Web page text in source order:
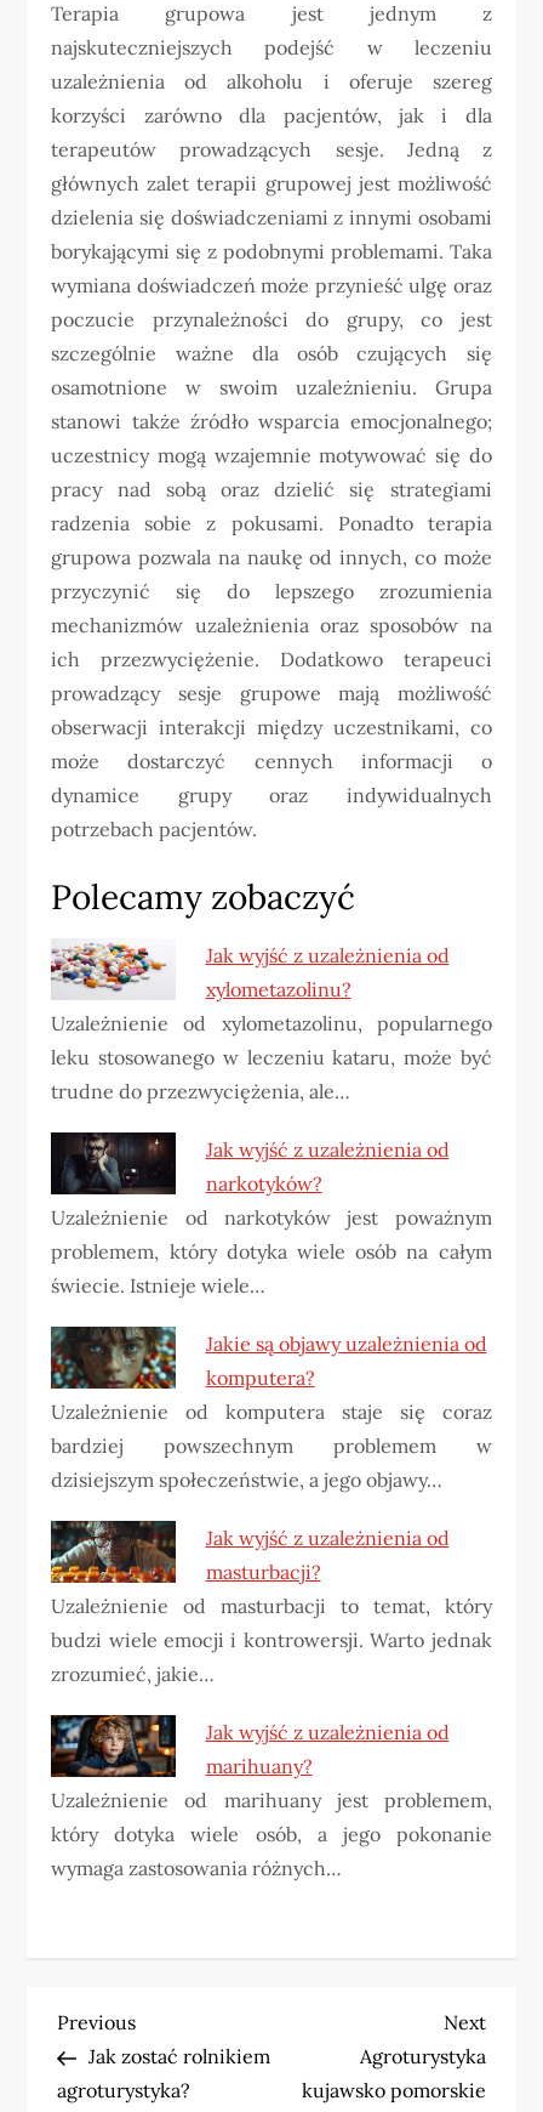
Terapia grupowa jest jednym z
najskuteczniejszych podejść w leczeniu
uzależnienia od alkoholu i oferuje szereg
korzyści zarówno dla pacjentów, jak i dla
terapeutów prowadzących sesje. Jedną z
głównych zalet terapii grupowej jest możliwość
dzielenia się doświadczeniami z innymi osobami
borykającymi się z podobnymi problemami. Taka
wymiana doświadczeń może przynieść ulgę oraz
poczucie przynależności do grupy, co jest
szczególnie ważne dla osób czujących się
osamotnione w swoim uzależnieniu. Grupa
stanowi także źródło wsparcia emocjonalnego;
uczestnicy mogą wzajemnie motywować się do
pracy nad sobą oraz dzielić się strategiami
radzenia sobie z pokusami. Ponadto terapia
grupowa pozwala na naukę od innych, co może
przyczynić się do lepszego zrozumienia
mechanizmów uzależnienia oraz sposobów na
ich przezwyciężenie. Dodatkowo terapeuci
prowadzący sesje grupowe mają możliwość
obserwacji interakcji między uczestnikami, co
może dostarczyć cennych informacji o
dynamice grupy oraz indywidualnych
potrzebach pacjentów.
Polecamy zobaczyć
Jak wyjść z uzależnienia od
xylometazolinu?
Uzależnienie od xylometazolinu, popularnego
leku stosowanego w leczeniu kataru, może być
trudne do przezwyciężenia, ale…
Jak wyjść z uzależnienia od
narkotyków?
Uzależnienie od narkotyków jest poważnym
problemem, który dotyka wiele osób na całym
świecie. Istnieje wiele…
Jakie są objawy uzależnienia od
komputera?
Uzależnienie od komputera staje się coraz
bardziej powszechnym problemem w
dzisiejszym społeczeństwie, a jego objawy…
Jak wyjść z uzależnienia od
masturbacji?
Uzależnienie od masturbacji to temat, który
budzi wiele emocji i kontrowersji. Warto jednak
zrozumieć, jakie…
Jak wyjść z uzależnienia od
marihuany?
Uzależnienie od marihuany jest problemem,
który dotyka wiele osób, a jego pokonanie
wymaga zastosowania różnych…
N
a
Previous
Post
Previous
Jak zostać rolnikiem
agroturystyka?
Next
Post
Next
Agroturystyka
kujawsko pomorskie